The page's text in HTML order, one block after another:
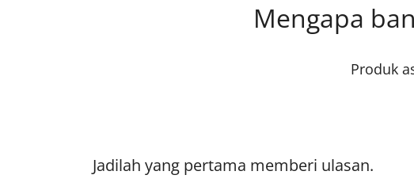
Mengapa
Produk
Jadilah yang pertama memberi ulasan.